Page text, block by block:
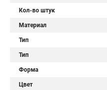
Кол-во штук
Материал
Тип
Тип
Форма
Цвет